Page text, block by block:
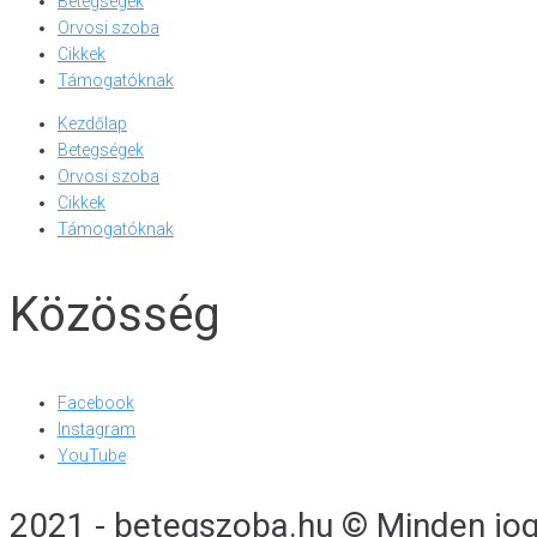
Orvosi szoba
Cikkek
Támogatóknak
Kezdőlap
Betegségek
Orvosi szoba
Cikkek
Támogatóknak
Közösség
Facebook
Instagram
YouTube
2021 - betegszoba.hu © Minden